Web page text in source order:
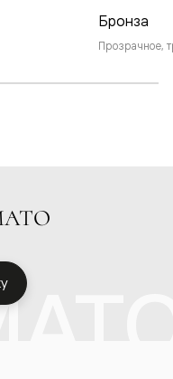
Бронза
Прозрачное,